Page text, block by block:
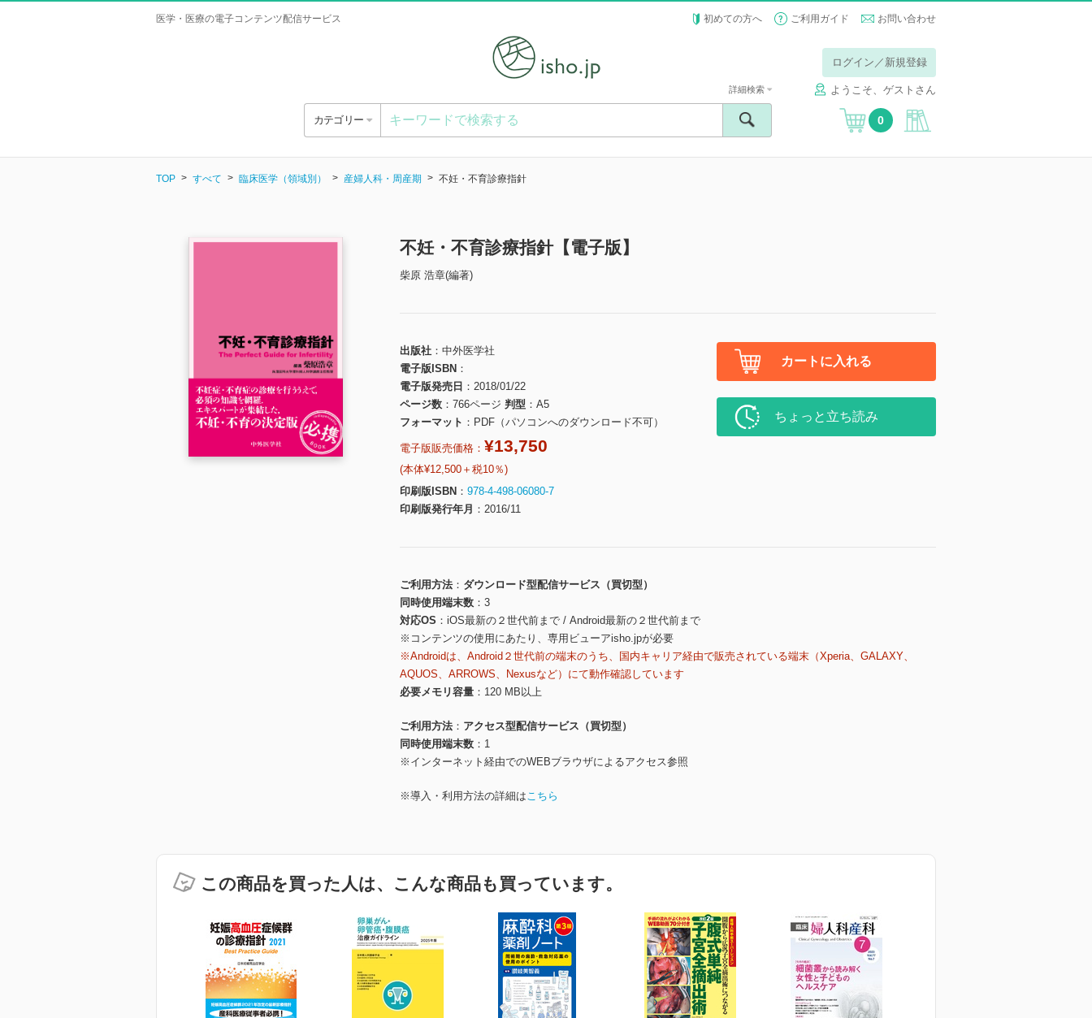
医学・医療の電子コンテンツ配信サービス 初めての方へ ご利用ガイド お問い合わせ
ログイン／新規登録
ようこそ、ゲストさん
カテゴリー
詳細検索
0
TOP すべて 臨床医学（領域別） 産婦人科・周産期 不妊・不育診療指針
不妊・不育診療指針【電子版】
柴原 浩章(編著)
出版社
中外医学社
電子版ISBN
電子版発売日
2018/01/22
ページ数
766ページ 判型
A5
フォーマット
PDF（パソコンへのダウンロード不可）
電子版販売価格： ¥13,750
(本体¥12,500＋税10％)
印刷版ISBN
978-4-498-06080-7
印刷版発行年月
2016/11
カートに入れる
ちょっと立ち読み
ご利用方法
ダウンロード型配信サービス（買切型）
同時使用端末数
3
対応OS
iOS最新の２世代前まで / Android最新の２世代前まで
※コンテンツの使用にあたり、専用ビューアisho.jpが必要
※Androidは、Android２世代前の端末のうち、国内キャリア経由で販売されている端末（Xperia、GALAXY、
AQUOS、ARROWS、Nexusなど）にて動作確認しています
必要メモリ容量
120 MB以上
ご利用方法
アクセス型配信サービス（買切型）
同時使用端末数
1
※インターネット経由でのWEBブラウザによるアクセス参照
※導入・利用方法の詳細はこちら
この商品を買った人は、こんな商品も買っています。